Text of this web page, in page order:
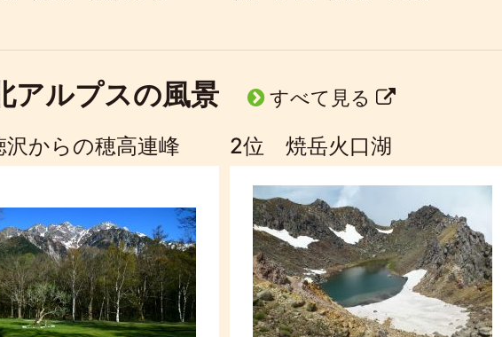
アルプスの風景 すべて見る
からの穂高連峰 2位 焼岳火口湖